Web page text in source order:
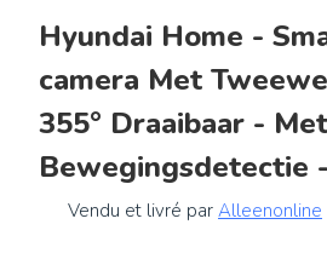
Hyundai Home -
camera Met
355° Draaibaar - Met
Bewegingsdetectie
Vendu et livré par Alleenonline